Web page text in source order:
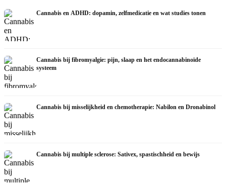
Cannabis en ADHD: dopamin, zelfmedicatie en wat studies tonen
Cannabis bij fibromyalgie: pijn, slaap en het endocannabinoïde
systeem
Cannabis bij misselijkheid en chemotherapie: Nabilon en Dronabinol
Cannabis bij multiple sclerose: Sativex, spastischheid en bewijs